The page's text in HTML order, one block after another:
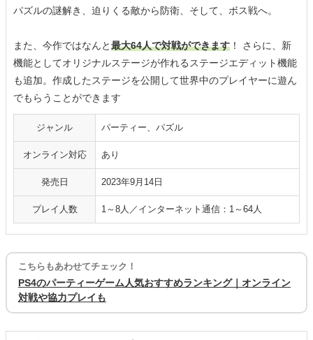
パズルの謎解き、迫りくる敵から防衛、そして、ボス戦へ。
また、今作ではなんと最大64人で対戦ができます ！ さらに、新
機能としてオリジナルステージが作れるステージエディット機能
も追加。作成したステージを公開して世界中のプレイヤーに遊ん
でもらうことができます
ジャンル パーティー、パズル
オンライン対応 あり
発売日 2023年9月14日
プレイ人数 1～8人／インターネット通信：1～64人
こちらもあわせてチェック！
PS4のパーティーゲーム人気おすすめランキング｜オンライン
対戦や協力プレイも